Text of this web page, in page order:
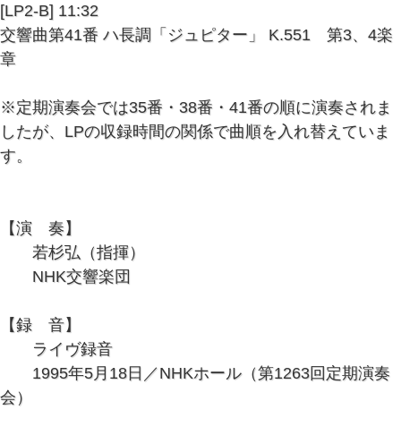
若杉N響の名演・初LP化！
どこまでも澄みきって一切の無駄をもたない清新のモ
[LP2-B] 11:32
交響曲第41番 ハ長調「ジュピター」 K.551 第3、4楽
章
※定期演奏会では35番・38番・41番の順に演奏されま
したが、LPの収録時間の関係で曲順を入れ替えていま
す。
【演 奏】
若杉弘（指揮）
NHK交響楽団
【録 音】
ライヴ録音
1995年5月18日／NHKホール（第1263回定期演奏
会）